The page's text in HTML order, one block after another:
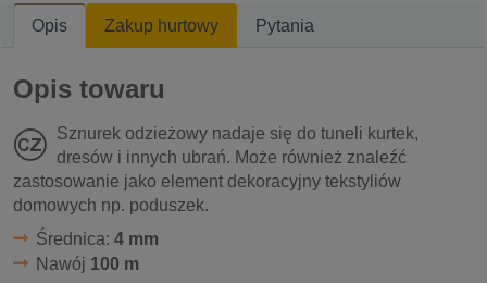
Opis Zakup hurtowy Pytania
Opis towaru
Sznurek odzieżowy nadaje się do tuneli kurtek,
dresów i innych ubrań. Może również znaleźć
zastosowanie jako element dekoracyjny tekstyliów
domowych np. poduszek.
Średnica: 4 mm
Nawój 100 m